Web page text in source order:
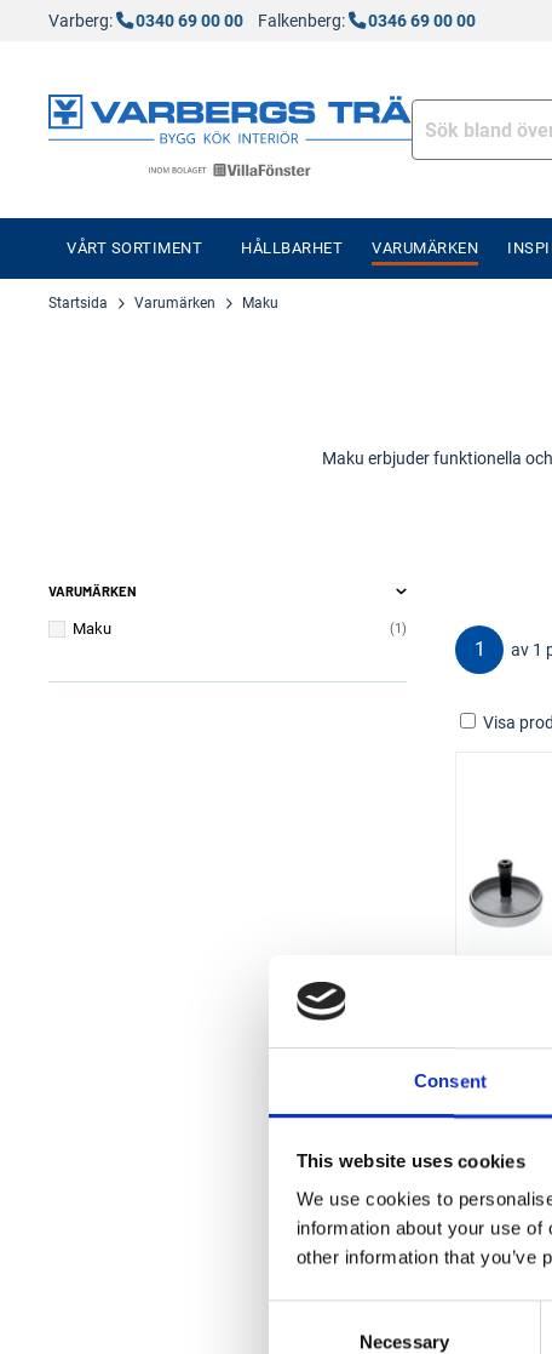
Consent
This website uses cookies
We use cookies to
information about your use
other information that you’ve
Necessary
Varberg: 0340 69 00 00 Falkenberg: 0346 69 00 00
VÅRT SORTIMENT HÅLLBARHET VARUMÄRKEN
Startsida Varumärken Maku
Maku erbjuder funktionella
VARUMÄRKEN
1
Maku
1 av 1
Visa